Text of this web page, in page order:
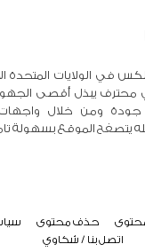
في الولايات المتحدة
محترف يبذل أقصى
جودة ومن خلال
يتصفح الموقع بسهولة
حذف محتوى
اتصل بنا / شكاوي